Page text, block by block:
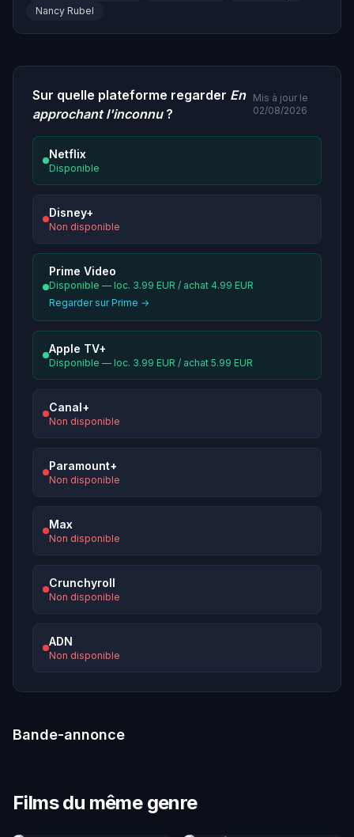
Nancy Rubel
Sur quelle plateforme regarder En
approchant l'inconnu?
Mis à jour le
02/08/2026
Netflix
Disponible
Disney+
Non disponible
Prime Video
Disponible — loc. 3.99 EUR / achat 4.99 EUR
Regarder sur Prime →
Apple TV+
Disponible — loc. 3.99 EUR / achat 5.99 EUR
Canal+
Non disponible
Paramount+
Non disponible
Max
Non disponible
Crunchyroll
Non disponible
ADN
Non disponible
Bande-annonce
Films du même genre